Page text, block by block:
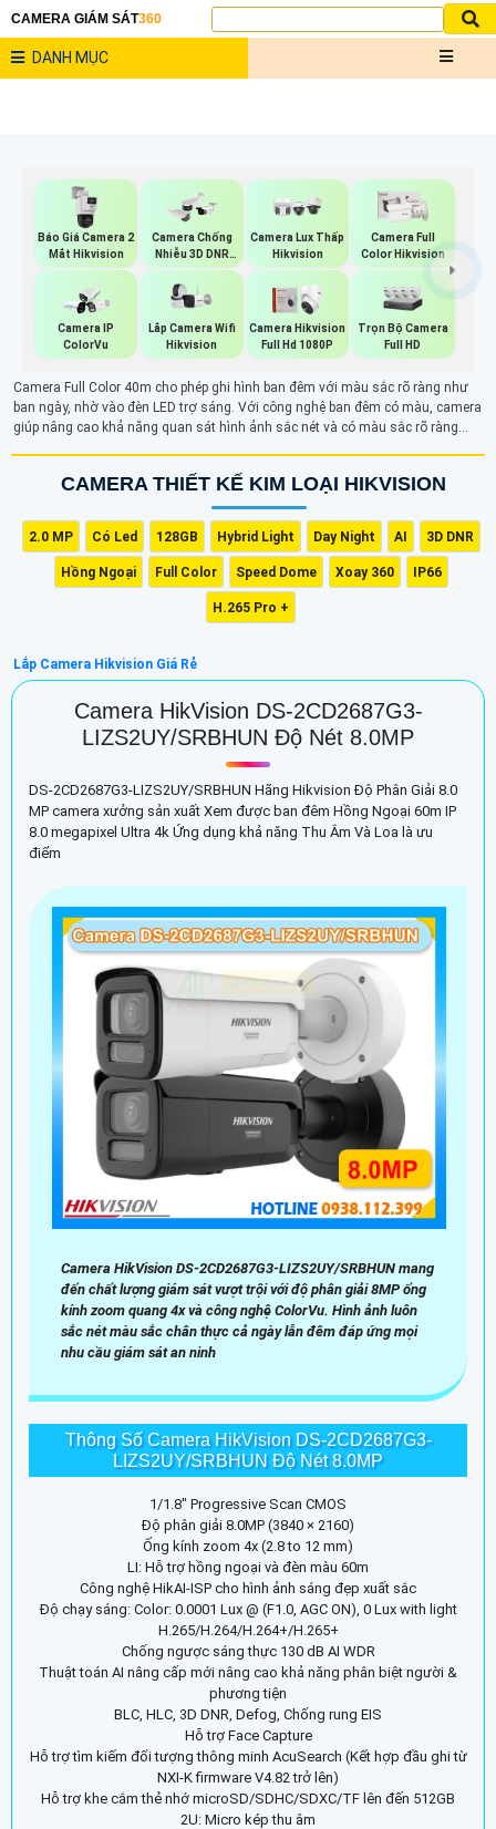
CAMERA GIÁM SÁT360
DANH MỤC
Báo Giá Camera 2
Mắt Hikvision
Camera Chống
Nhiễu 3D DNR
Hikvison
Camera Lux Thấp
Hikvision
Camera Full
Color Hikvision
Camera IP
ColorVu
Lắp Camera Wifi
Hikvision
Camera Hikvision
Full Hd 1080P
Trọn Bộ Camera
Full HD
Camera Full Color 40m cho phép ghi hình ban đêm với màu sắc rõ ràng như
ban ngày, nhờ vào đèn LED trợ sáng. Với công nghệ ban đêm có màu, camera
giúp nâng cao khả năng quan sát hình ảnh sắc nét và có màu sắc rõ ràng
CAMERA THIẾT KẾ KIM LOẠI HIKVISION
2.0 MP Có Led 128GB Hybrid Light Day Night AI 3D DNR
Hồng Ngoại Full Color Speed Dome Xoay 360 IP66
H.265 Pro +
Lắp Camera Hikvision Giá Rẻ
Camera HikVision DS-2CD2687G3-
LIZS2UY/SRBHUN Độ Nét 8.0MP
DS-2CD2687G3-LIZS2UY/SRBHUN Hãng Hikvision Độ Phân Giải 8.0
MP camera xưởng sản xuất Xem được ban đêm Hồng Ngoại 60m IP
8.0 megapixel Ultra 4k Ứng dụng khả năng Thu Âm Và Loa là ưu
điểm
Camera HikVision DS-2CD2687G3-LIZS2UY/SRBHUN mang
đến chất lượng giám sát vượt trội với độ phân giải 8MP ống
kính zoom quang 4x và công nghệ ColorVu. Hình ảnh luôn
sắc nét màu sắc chân thực cả ngày lẫn đêm đáp ứng mọi
nhu cầu giám sát an ninh
Thông Số Camera HikVision DS-2CD2687G3-
LIZS2UY/SRBHUN Độ Nét 8.0MP
1/1.8″ Progressive Scan CMOS
Độ phân giải 8.0MP (3840 × 2160)
Ống kính zoom 4x (2.8 to 12 mm)
LI: Hỗ trợ hồng ngoại và đèn màu 60m
Công nghệ HikAI-ISP cho hình ảnh sáng đẹp xuất sắc
Độ chạy sáng: Color: 0.0001 Lux @ (F1.0, AGC ON), 0 Lux with light
H.265/H.264/H.264+/H.265+
Chống ngược sáng thực 130 dB AI WDR
Thuật toán AI nâng cấp mới nâng cao khả năng phân biệt người &
phương tiện
BLC, HLC, 3D DNR, Defog, Chống rung EIS
Hỗ trợ Face Capture
Hỗ trợ tìm kiếm đối tượng thông minh AcuSearch (Kết hợp đầu ghi từ
NXI-K firmware V4.82 trở lên)
Hỗ trợ khe cắm thẻ nhớ microSD/SDHC/SDXC/TF lên đến 512GB
2U: Micro kép thu âm